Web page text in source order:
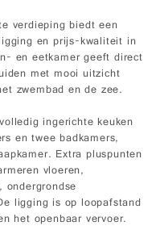
verdieping biedt een
en prijs-kwaliteit in
en eetkamer geeft direct
met mooi uitzicht
zwembad en de zee.
ingerichte keuken
en twee badkamers,
Extra pluspunten
vloeren,
ligging is op loopafstand
het openbaar vervoer.